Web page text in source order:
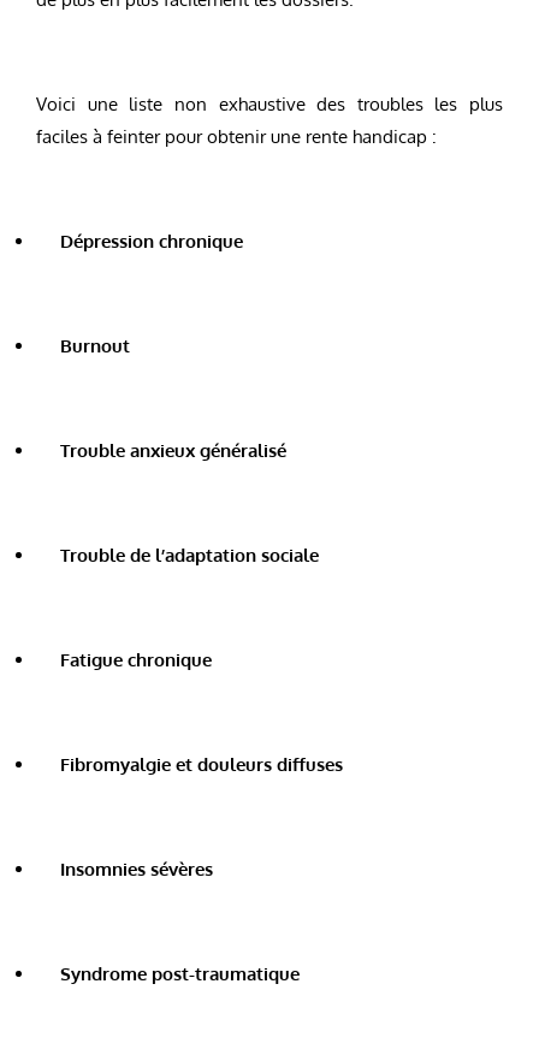
Voici une liste non exhaustive des troubles les plus
faciles à feinter pour obtenir une rente handicap :
Dépression chronique
Burnout
Trouble anxieux généralisé
Trouble de l’adaptation sociale
Fatigue chronique
Fibromyalgie et douleurs diffuses
Insomnies sévères
Syndrome post-traumatique